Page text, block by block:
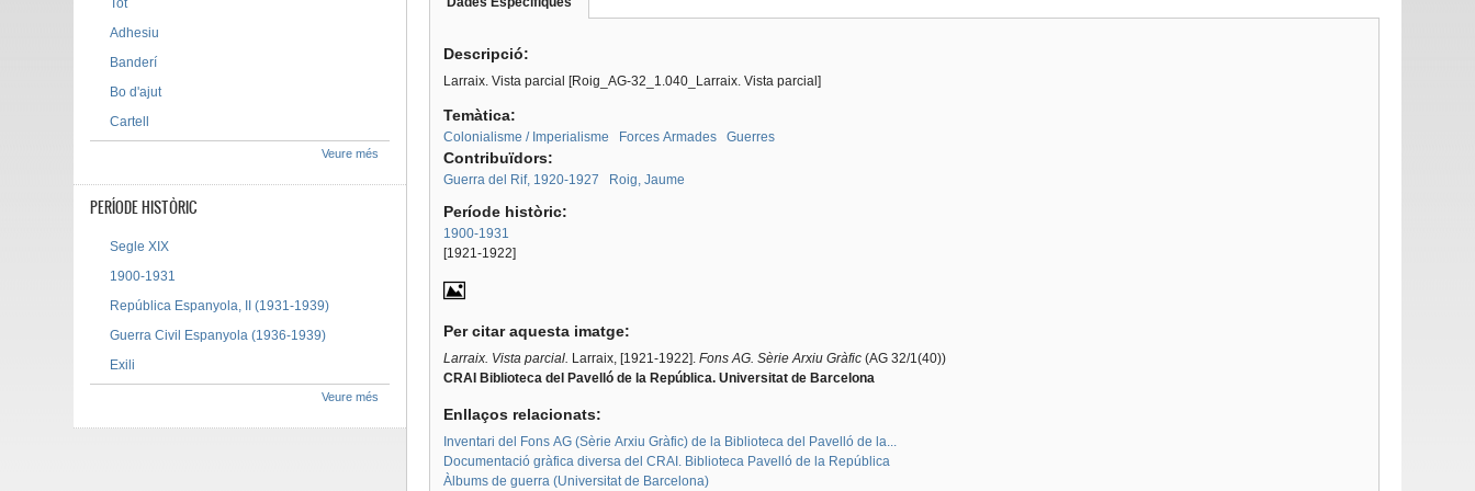
activa)
Descripció:
Larraix. Vista parcial [Roig_AG-32_1.040_Larraix. Vista parcial]
Temàtica:
Colonialisme / Imperialisme Forces Armades Guerres
Contribuïdors:
Guerra del Rif, 1920-1927 Roig, Jaume
Període històric:
1900-1931
[1921-1922]
Per citar aquesta imatge:
Larraix. Vista parcial. Larraix, [1921-1922]. Fons AG. Sèrie Arxiu Gràfic(AG 32/1(40))
CRAI Biblioteca del Pavelló de la República. Universitat de Barcelona
Enllaços relacionats:
Inventari del Fons AG (Sèrie Arxiu Gràfic) de la Biblioteca del Pavelló de la...
Documentació gràfica diversa del CRAI. Biblioteca Pavelló de la República
Àlbums de guerra (Universitat de Barcelona)
Tot
Adhesiu
Banderí
Bo d'ajut
Cartell
Veure més
PERÍODE HISTÒRIC
Segle XIX
1900-1931
República Espanyola, II (1931-1939)
Guerra Civil Espanyola (1936-1939)
Exili
Veure més